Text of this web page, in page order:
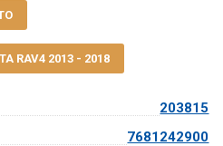
203815
7681242900
RAV4 2013 - 2018